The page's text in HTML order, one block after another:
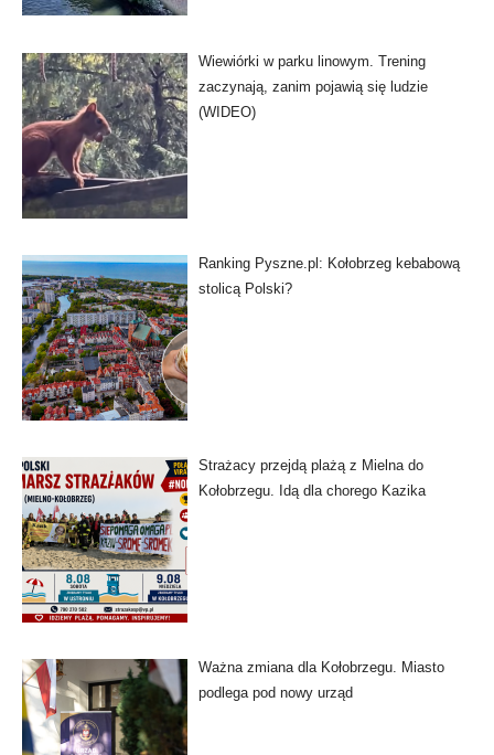
Wiewiórki w parku linowym. Trening
zaczynają, zanim pojawią się ludzie
(WIDEO)
Ranking Pyszne.pl: Kołobrzeg kebabową
stolicą Polski?
Strażacy przejdą plażą z Mielna do
Kołobrzegu. Idą dla chorego Kazika
Ważna zmiana dla Kołobrzegu. Miasto
podlega pod nowy urząd